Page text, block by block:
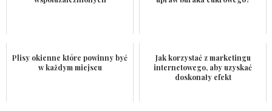
Plisy okienne które powinny być
w każdym miejscu
Jak korzystać z marketingu
internetowego, aby uzyskać
doskonały efekt